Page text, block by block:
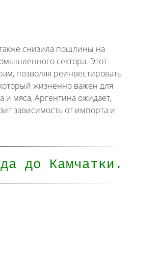
снизила пошлины на
сектора. Этот
позволяя реинвестировать
жизненно важен для
мяса, Аргентина ожидает,
зависимость от импорта и
до Камчатки.